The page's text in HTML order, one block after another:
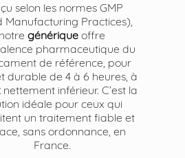
selon les normes GMP
Manufacturing Practices),
notregénérique offre
pharmaceutique du
de référence, pour
durable de 4 à 6 heures, à
nettement inférieur. C’est la
idéale pour ceux qui
un traitement fiable et
sans ordonnance, en
France.